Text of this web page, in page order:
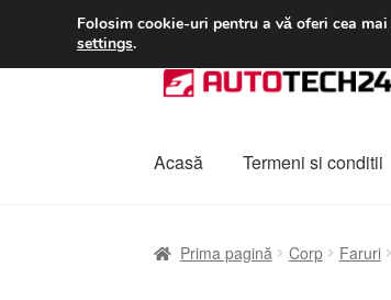
LIVRARE de la 33 lei
Sari
la
Sari
la
Acasă Termeni si conditii
Prima pagină Corp Faruri
Folosim cookie-uri pentru a vă oferi cea
settings.